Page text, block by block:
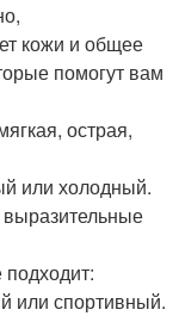
кожи и общее
помогут вам
острая,
или холодный.
или спортивный.